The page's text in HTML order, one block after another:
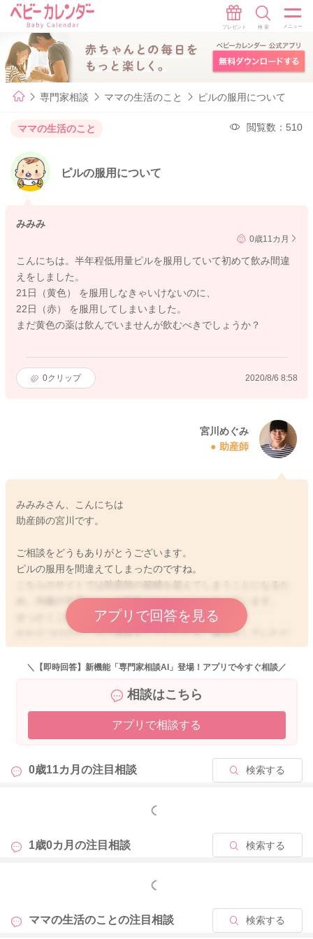
専門家相談 ママの生活のこと ピルの服用について
ママの生活のこと 閲覧数：510
ピルの服用について
みみみ
0歳11カ月
こんにちは。半年程低用量ピルを服用していて初めて飲み間違
えをしました。
21日（黄色） を服用しなきゃいけないのに、
22日（赤） を服用してしまいました。
まだ黄色の薬は飲んでいませんが飲むべきでしょうか？
0クリップ 2020/8/6 8:58
宮川めぐみ
助産師
みみみさん、こんにちは
助産師の宮川です。
ご相談をどうもありがとうございます。
ピルの服用を間違えてしまったのですね。
こちらのサイトでは助産師の範疇を超えてしまうことになるた
め、内服の可否について明言できないことになっています。
せっかくご相談いただいたのに申し訳ありません。
かかりつけのところへ連絡をしていただき、確認をしていただ
けたらと思います。
アプリで回答を見る
2020/8/6 13:41
＼【即時回答】新機能「専門家相談AI」登場！アプリで今すぐ相談／
相談はこちら
アプリで相談する
0歳11カ月の注目相談 検索する
もっと見る
1歳0カ月の注目相談 検索する
もっと見る
ママの生活のことの注目相談 検索する